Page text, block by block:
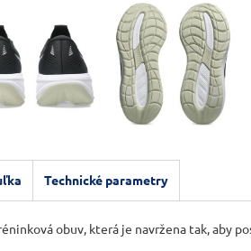
Technické parametry
obuv, která je navržena tak, aby